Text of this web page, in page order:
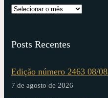
Posts Recentes
Edição número 2463 08/
7 de agosto de 2026